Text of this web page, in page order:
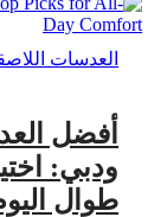
العدسات
أفضل
ودبي:
طوال